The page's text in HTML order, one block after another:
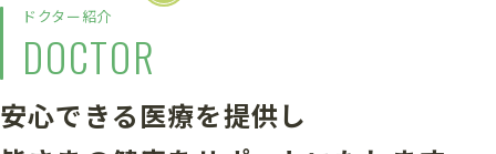
ドクター紹介
DOCTOR
安心できる医療を提供し